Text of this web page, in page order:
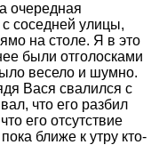
очередная
соседней улицы,
на столе. Я в это
были отголосками
весело и шумно.
Вася свалился с
что его разбил
его отсутствие
ближе к утру кто-